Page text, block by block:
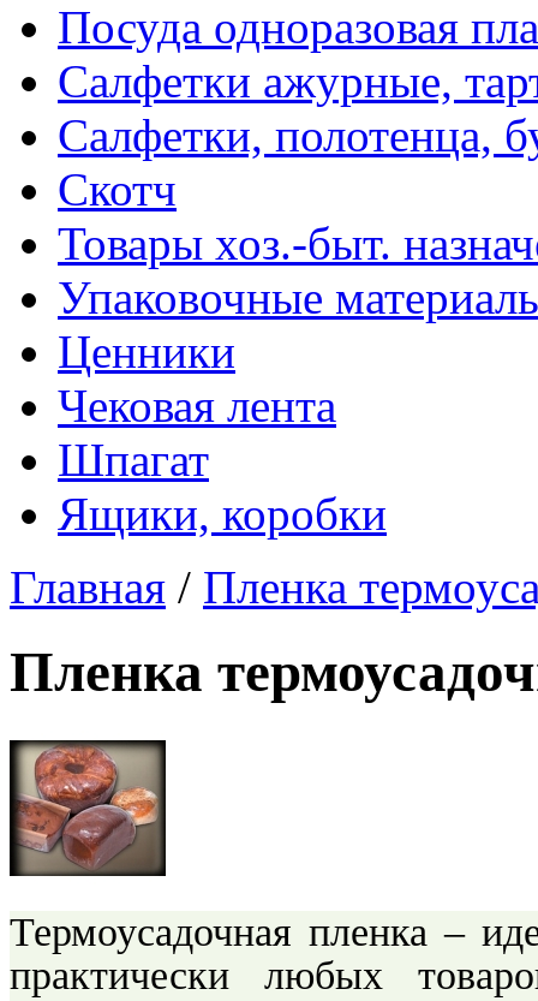
Посуда одноразовая
Салфетки ажурные,
Салфетки, полотенца,
Скотч
Товары хоз.-быт.
Упаковочные
Ценники
Чековая лента
Шпагат
Ящики, коробки
Главная / Пленка
Пленка
Термоусадочная пленка –
практически любых